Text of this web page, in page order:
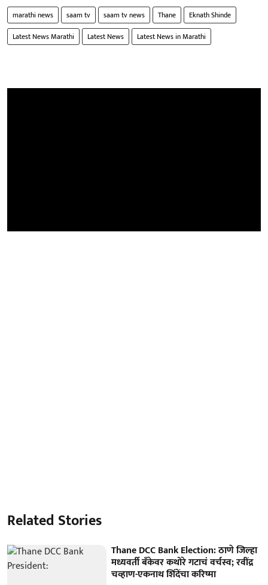
marathi news saam tv saam tv news Thane
Eknath Shinde
Latest News Marathi
Latest News Latest News in Marathi
Related Stories
Thane DCC Bank Election: ठाणे जिल्हा
मध्यवर्ती बँकेवर कथोरे गटाचं वर्चस्व; रवींद्र
चव्हाण-एकनाथ शिंदेंचा करिष्मा